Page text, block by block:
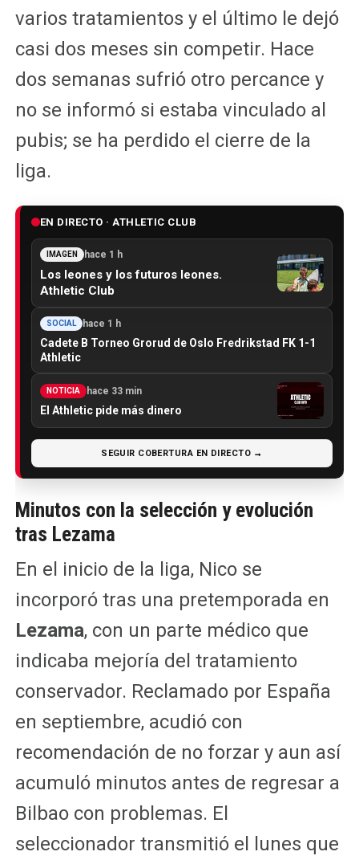
varios tratamientos y el último le dejó
casi dos meses sin competir. Hace
dos semanas sufrió otro percance y
no se informó si estaba vinculado al
pubis; se ha perdido el cierre de la
liga.
EN DIRECTO · ATHLETIC CLUB
IMAGEN hace 1 h
Los leones y los futuros leones.
Athletic Club
SOCIAL hace 1 h
Cadete B Torneo Grorud de Oslo Fredrikstad FK 1-1
Athletic
NOTICIA hace 33 min
El Athletic pide más dinero
SEGUIR COBERTURA EN DIRECTO →
Minutos con la selección y evolución
tras Lezama
En el inicio de la liga, Nico se
incorporó tras una pretemporada en
Lezama, con un parte médico que
indicaba mejoría del tratamiento
conservador. Reclamado por España
en septiembre, acudió con
recomendación de no forzar y aun así
acumuló minutos antes de regresar a
Bilbao con problemas. El
seleccionador transmitió el lunes que